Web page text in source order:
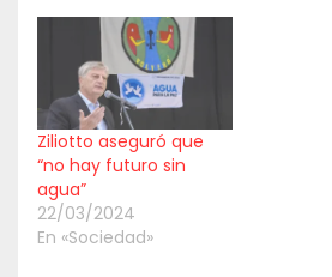
Ziliotto aseguró que
“no hay futuro sin
agua”
22/03/2024
En «Sociedad»